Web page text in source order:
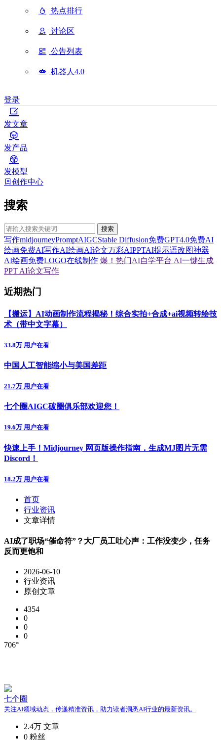
热点排行
讨论区
公告列表
机器人4.0
登录
发文章
发产品
发模型
创作中心
搜索
搜索
写作midjourneyPromptAIGCStable Diffusion免费GPT4.0免费AI
绘画免费AI写作AI绘画AI论文万彩AIPPTAI提示语改图神器
AI绘画免费LOGO在线制作 爆！热门AI自学平台 AI一键生成
PPT AI论文写作
近期热门
【搬运】AI动画制作流程揭秘！综合实拍+合成+ai视频转绘技
术（带中文字幕）
33.8万 用户在看
中国人工智能缩小与美国差距
21.7万 用户在看
七个圈AIGC破圈俱乐部欢迎您！
19.6万 用户在看
快速上手！Midjourney 网页版操作指南，生成MJ图片无需
Discord！
18.2万 用户在看
首页
行业资讯
文章详情
AI成了职场“催命符”？大厂员工吐心声：工作没变少，任务
反而更饱和
2026-06-10
行业资讯
原创文章
4354
0
0
0
706°
七个圈
关注AI领域动态，传递精准资讯，助力读者洞悉AI行业的最新资讯。
2.4万 文章
0 粉丝